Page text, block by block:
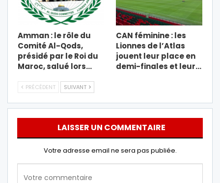
Amman : le rôle du
Comité Al-Qods,
présidé par le Roi du
Maroc, salué lors…
CAN féminine : les
Lionnes de l’Atlas
jouent leur place en
demi-finales et leur…
PRÉCÉDENT SUIVANT
LAISSER UN COMMENTAIRE
Votre adresse email ne sera pas publiée.